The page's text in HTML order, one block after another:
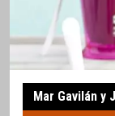
Mar Gavilán y